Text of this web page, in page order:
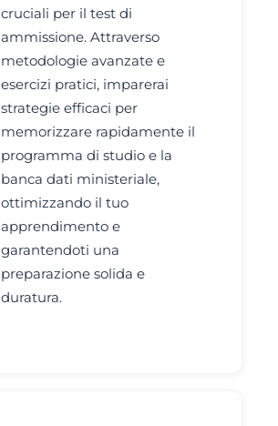
cruciali per il test di
ammissione. Attraverso
metodologie avanzate e
esercizi pratici, imparerai
strategie efficaci per
memorizzare rapidamente il
programma di studio e la
banca dati ministeriale,
ottimizzando il tuo
apprendimento e
garantendoti una
preparazione solida e
duratura.